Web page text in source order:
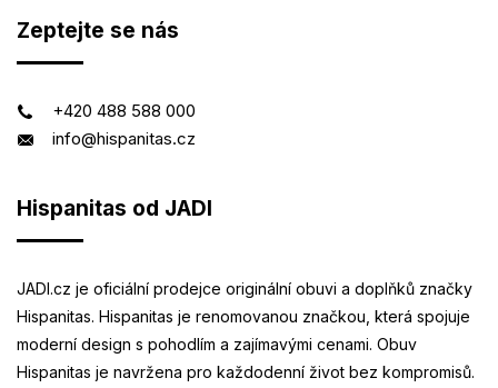
Zeptejte se nás
+420 488 588 000
info@hispanitas.cz
Hispanitas od JADI
JADI.cz je oficiální prodejce originální obuvi a doplňků značky
Hispanitas. Hispanitas je renomovanou značkou, která spojuje
moderní design s pohodlím a zajímavými cenami. Obuv
Hispanitas je navržena pro každodenní život bez kompromisů.